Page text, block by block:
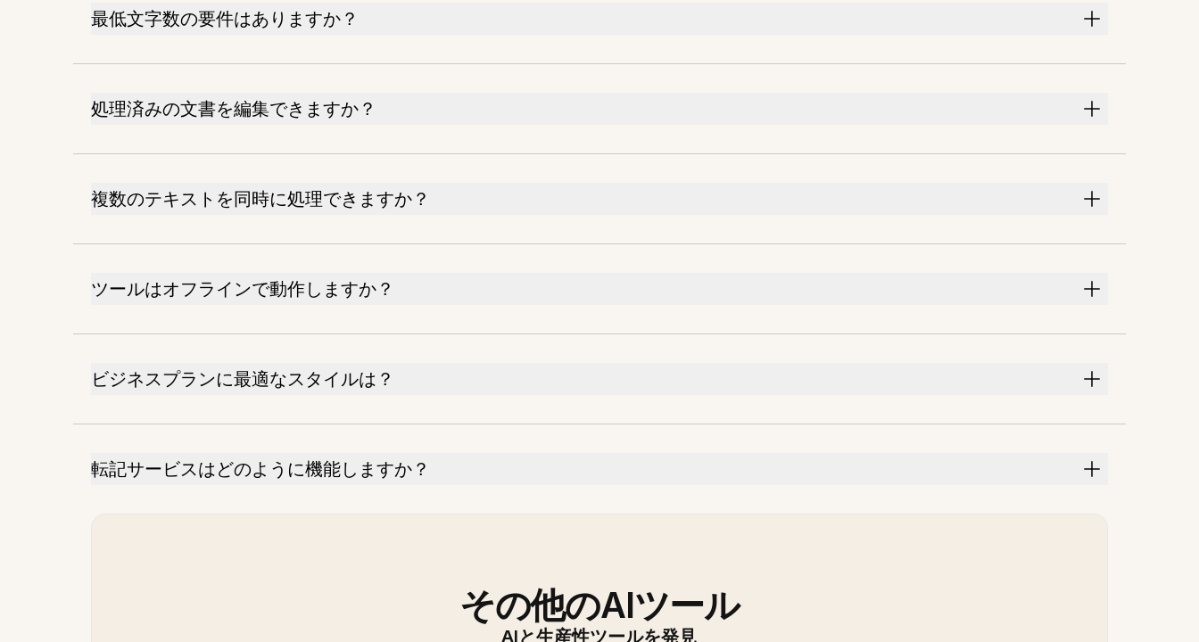
最低文字数の要件はありますか？
処理済みの文書を編集できますか？
複数のテキストを同時に処理できますか？
ツールはオフラインで動作しますか？
ビジネスプランに最適なスタイルは？
転記サービスはどのように機能しますか？
その他のAIツール
AIと生産性ツールを発見